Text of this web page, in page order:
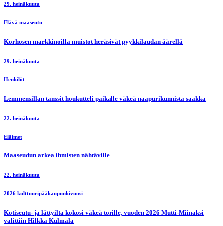
29. heinäkuuta
Elävä maaseutu
Korhosen markkinoilla muistot heräsivät pyykkilaudan äärellä
29. heinäkuuta
Henkilöt
Lemmensillan tanssit houkutteli paikalle väkeä naapurikunnista saakka
22. heinäkuuta
Eläimet
Maaseudun arkea ihmisten nähtäville
22. heinäkuuta
2026 kulttuuripääkaupunkivuosi
Kotiseutu- ja lättyilta kokosi väkeä torille, vuoden 2026 Mutti-Miinaksi
valittiin Hilkka Kulmala